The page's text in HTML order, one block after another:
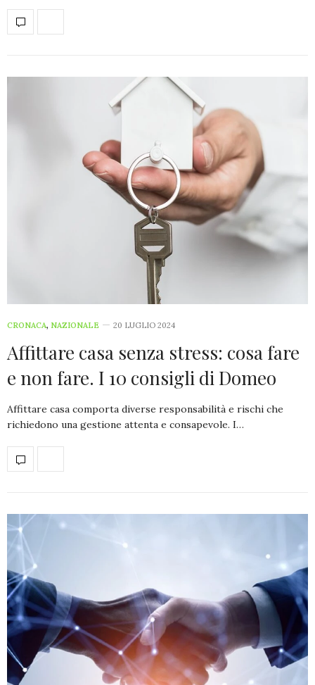
CRONACA, NAZIONALE 20 LUGLIO 2024
Affittare casa senza stress: cosa fare
e non fare. I 10 consigli di Domeo
Affittare casa comporta diverse responsabilità e rischi che
richiedono una gestione attenta e consapevole. I…